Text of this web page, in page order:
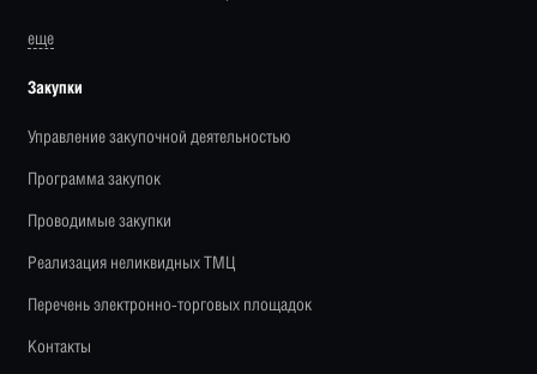
еще
Закупки
Управление закупочной деятельностью
Программа закупок
Проводимые закупки
Реализация неликвидных ТМЦ
Перечень электронно-торговых площадок
Контакты